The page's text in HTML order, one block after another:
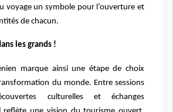
voyage un symbole pour l’ouverture et
de chacun.
les grands !
marque ainsi une étape de choix
du monde. Entre sessions
culturelles et échanges